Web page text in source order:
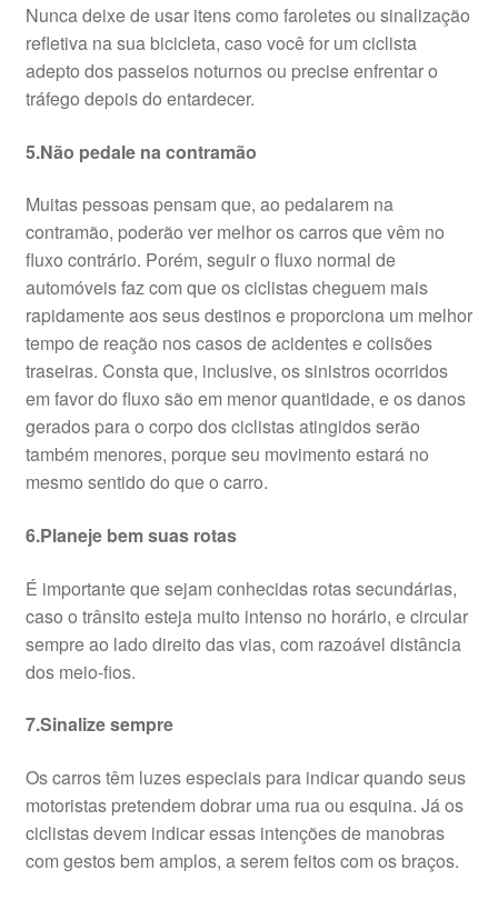
Nunca deixe de usar itens como faroletes ou sinalização
refletiva na sua bicicleta, caso você for um ciclista
adepto dos passeios noturnos ou precise enfrentar o
tráfego depois do entardecer.
5.Não pedale na contramão
Muitas pessoas pensam que, ao pedalarem na
contramão, poderão ver melhor os carros que vêm no
fluxo contrário. Porém, seguir o fluxo normal de
automóveis faz com que os ciclistas cheguem mais
rapidamente aos seus destinos e proporciona um melhor
tempo de reação nos casos de acidentes e colisões
traseiras. Consta que, inclusive, os sinistros ocorridos
em favor do fluxo são em menor quantidade, e os danos
gerados para o corpo dos ciclistas atingidos serão
também menores, porque seu movimento estará no
mesmo sentido do que o carro.
6.Planeje bem suas rotas
É importante que sejam conhecidas rotas secundárias,
caso o trânsito esteja muito intenso no horário, e circular
sempre ao lado direito das vias, com razoável distância
dos meio-fios.
7.Sinalize sempre
Os carros têm luzes especiais para indicar quando seus
motoristas pretendem dobrar uma rua ou esquina. Já os
ciclistas devem indicar essas intenções de manobras
com gestos bem amplos, a serem feitos com os braços.